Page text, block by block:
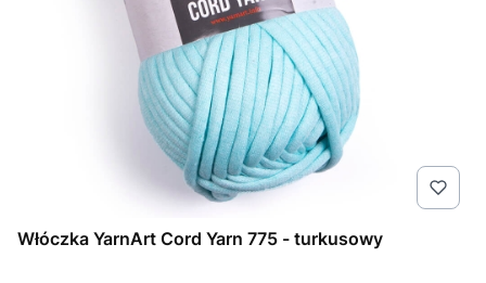
Włóczka YarnArt Cord Yarn 775 - turkusowy